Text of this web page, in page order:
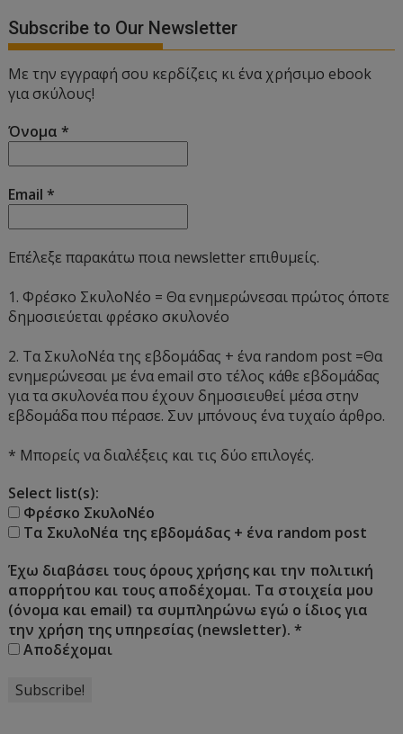
Subscribe to Our Newsletter
Με την εγγραφή σου κερδίζεις κι ένα χρήσιμο ebook
για σκύλους!
Όνομα*
Email*
Επέλεξε παρακάτω ποια newsletter επιθυμείς.
1. Φρέσκο ΣκυλοΝέο = Θα ενημερώνεσαι πρώτος όποτε
δημοσιεύεται φρέσκο σκυλονέο
2. Τα ΣκυλοΝέα της εβδομάδας + ένα random post =Θα
ενημερώνεσαι με ένα email στο τέλος κάθε εβδομάδας
για τα σκυλονέα που έχουν δημοσιευθεί μέσα στην
εβδομάδα που πέρασε. Συν μπόνους ένα τυχαίο άρθρο.
* Μπορείς να διαλέξεις και τις δύο επιλογές.
Select list(s):
Φρέσκο ΣκυλοΝέο
Τα ΣκυλοΝέα της εβδομάδας + ένα random post
Έχω διαβάσει τους όρους χρήσης και την πολιτική
απορρήτου και τους αποδέχομαι. Τα στοιχεία μου
(όνομα και email) τα συμπληρώνω εγώ ο ίδιος για
την χρήση της υπηρεσίας (newsletter).*
Αποδέχομαι